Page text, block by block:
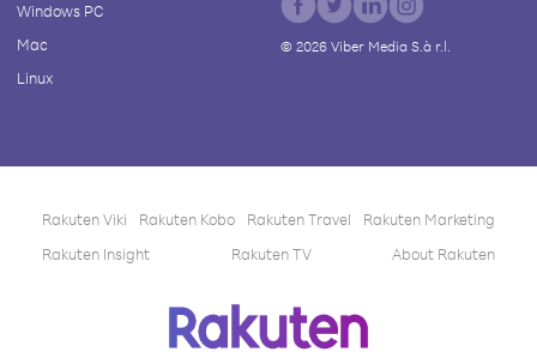
Windows PC
Mac
Linux
© 2026Viber Media S.à r.l.
Rakuten Viki Rakuten Kobo Rakuten Travel
Rakuten Marketing
Rakuten Insight
Rakuten TV About Rakuten